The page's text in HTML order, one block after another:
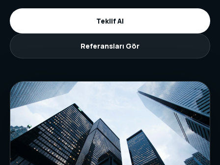
Teklif Al
Referansları Gör